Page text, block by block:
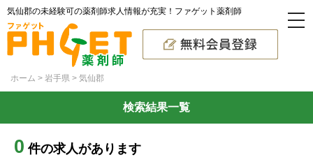
気仙郡の未経験可の薬剤師求人情報が充実！ファゲット薬剤師
ホーム 岩手県 気仙郡
検索結果一覧
0 件の求人があります